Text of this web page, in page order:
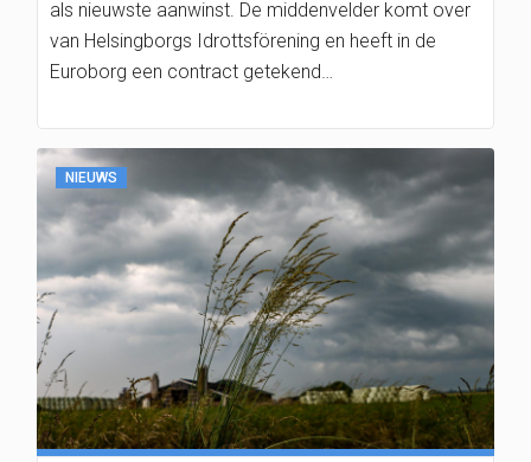
als nieuwste aanwinst. De middenvelder komt over
van Helsingborgs Idrottsförening en heeft in de
Euroborg een contract getekend…
NIEUWS